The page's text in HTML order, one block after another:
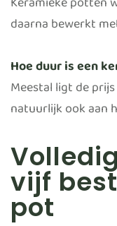
Keramieke potten
daarna bewerkt
Hoe duur is een
Meestal ligt de
natuurlijk ook aan
vijf
pot